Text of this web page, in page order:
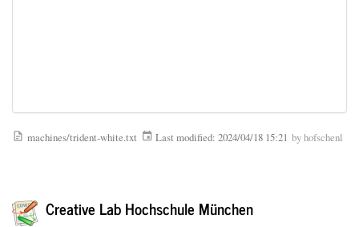
machines/trident-white.txt Last modified: 2024/04/18 15:21 byhofschenl
Creative Lab Hochschule München